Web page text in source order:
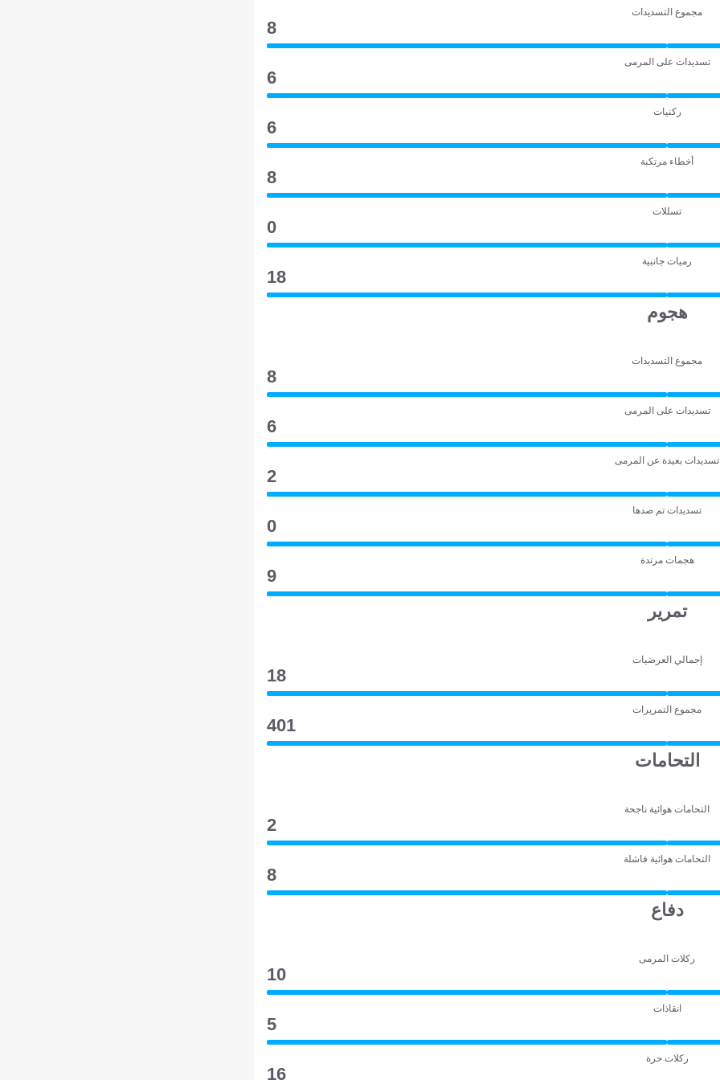
مجموع التسديدات
8
تسديدات على المرمى
6
ركنيات
6
أخطاء مرتكبة
8
تسللات
0
رميات جانبية
18
هجوم
مجموع التسديدات
8
تسديدات على المرمى
6
تسديدات بعيدة عن المرمى
2
تسديدات تم صدها
0
هجمات مرتدة
9
تمرير
إجمالي العرضيات
18
مجموع التمريرات
401
التحامات
التحامات هوائية ناجحة
2
التحامات هوائية فاشلة
8
دفاع
ركلات المرمى
10
انقاذات
5
ركلات حرة
16